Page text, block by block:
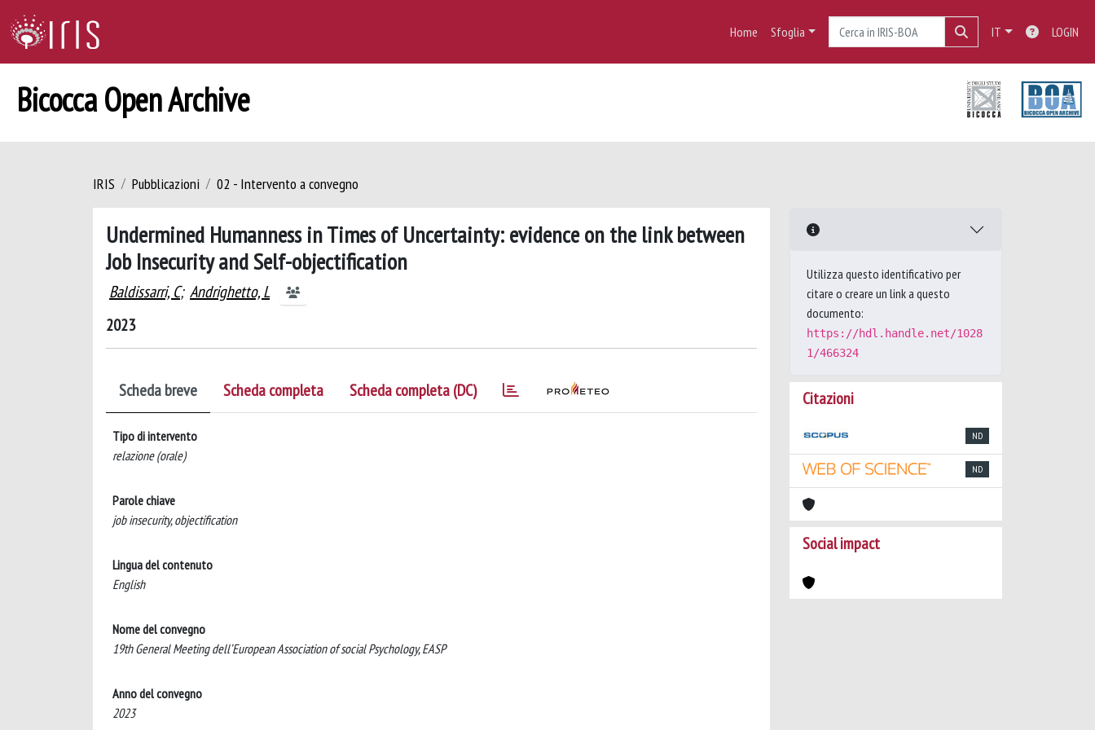
Home Sfoglia IT LOGIN
Bicocca Open Archive
IRIS Pubblicazioni 02 - Intervento a convegno
Undermined Humanness in Times of Uncertainty: evidence on the link between
Job Insecurity and Self-objectification
Baldissarri, C; Andrighetto, L
2023
Scheda breve Scheda completa Scheda completa (DC)
Tipo di intervento
relazione (orale)
Parole chiave
job insecurity, objectification
Lingua del contenuto
English
Nome del convegno
19th General Meeting dell’European Association of social Psychology, EASP
Anno del convegno
2023
Utilizza questo identificativo per
citare o creare un link a questo
documento:
https://hdl.handle.net/1028
1/466324
Citazioni
ND
ND
Social impact